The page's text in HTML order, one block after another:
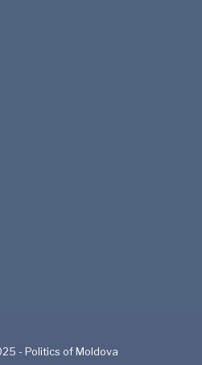
- Politics of Moldova